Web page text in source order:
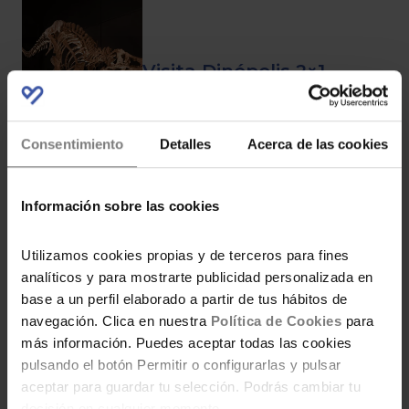
Consentimiento Detalles Acerca de las cookies
Información sobre las cookies
Utilizamos cookies propias y de terceros para fines
analíticos y para mostrarte publicidad personalizada en
base a un perfil elaborado a partir de tus hábitos de
navegación. Clica en nuestra Política de Cookies para
más información. Puedes aceptar todas las cookies
pulsando el botón Permitir o configurarlas y pulsar
aceptar para guardar tu selección. Podrás cambiar tu
Visita Dinópolis 2×1
Código descuento para
Magic World
¡Vuelve el Magic Play
Fest! El planazo de